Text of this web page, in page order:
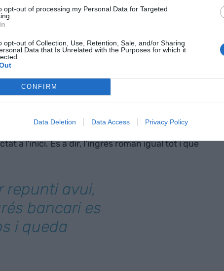
opt-out of processing my Personal Data for Targeted
opt-out of Collection, Use, Retention, Sale, and/or Sharing
Data that Is Unrelated with the Purposes for which it
CONFIRM
Data Deletion Data Access Privacy Policy
és la més repetida: més tipus no
financera descansa en bona part sobre el
entre el que cobra per prestar i el que paga
tipus pugen, aquest marge s'hauria d'ampliar.
ni uniforme.
en hipoteques, està formada per
el banc no pot traslladar la pujada de
a l'inici. És a dir, l'ingrés roman igual tot i que
repunti avui,
bancari es
i queda